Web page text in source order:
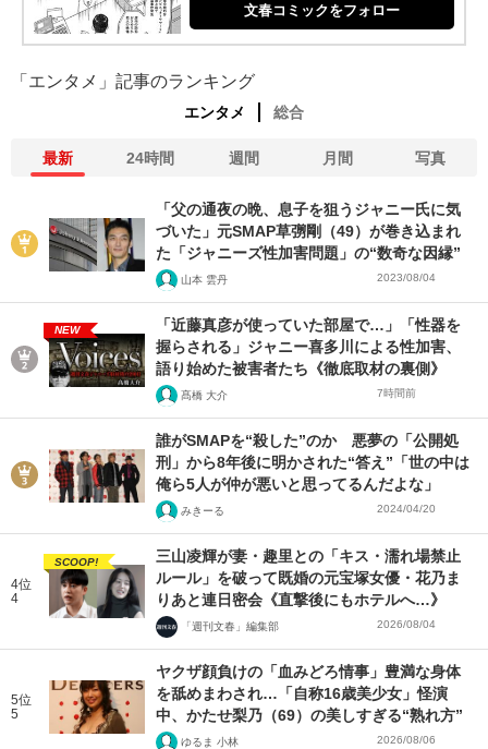
文春コミックをフォロー
「エンタメ」記事のランキング
エンタメ 総合
最新 24時間 週間 月間 写真
「父の通夜の晩、息子を狙うジャニー氏に気
づいた」元SMAP草彅剛（49）が巻き込まれ
た「ジャニーズ性加害問題」の“数奇な因縁”
山本 雲丹 2023/08/04
NEW
「近藤真彦が使っていた部屋で…」「性器を
握らされる」ジャニー喜多川による性加害、
語り始めた被害者たち《徹底取材の裏側》
髙橋 大介 7時間前
誰がSMAPを“殺した”のか 悪夢の「公開処
刑」から8年後に明かされた“答え”「世の中は
俺ら5人が仲が悪いと思ってるんだよな」
みきーる 2024/04/20
4位
4
SCOOP!
三山凌輝が妻・趣里との「キス・濡れ場禁止
ルール」を破って既婚の元宝塚女優・花乃ま
りあと連日密会《直撃後にもホテルへ…》
「週刊文春」編集部 2026/08/04
5位
5
ヤクザ顔負けの「血みどろ情事」豊満な身体
を舐めまわされ…「自称16歳美少女」怪演
中、かたせ梨乃（69）の美しすぎる“熟れ方”
ゆるま 小林 2026/08/06